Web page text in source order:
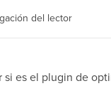
del lector
si es el plugin de